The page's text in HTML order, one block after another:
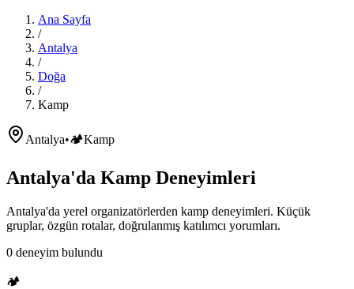
Ana Sayfa
/
Antalya
/
Doğa
/
Kamp
Antalya•🏕️Kamp
Antalya'da Kamp Deneyimleri
Antalya'da yerel organizatörlerden kamp deneyimleri. Küçük
gruplar, özgün rotalar, doğrulanmış katılımcı yorumları.
0 deneyim bulundu
🏕️